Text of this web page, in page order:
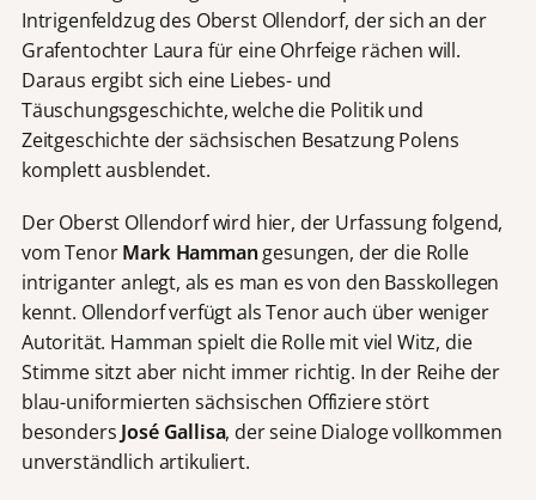
Intrigenfeldzug des Oberst Ollendorf, der sich an der
Grafentochter Laura für eine Ohrfeige rächen will.
Daraus ergibt sich eine Liebes- und
Täuschungsgeschichte, welche die Politik und
Zeitgeschichte der sächsischen Besatzung Polens
komplett ausblendet.
Der Oberst Ollendorf wird hier, der Urfassung folgend,
vom TenorMark Hammangesungen, der die Rolle
intriganter anlegt, als es man es von den Basskollegen
kennt. Ollendorf verfügt als Tenor auch über weniger
Autorität. Hamman spielt die Rolle mit viel Witz, die
Stimme sitzt aber nicht immer richtig. In der Reihe der
blau-uniformierten sächsischen Offiziere stört
besonders José Gallisa, der seine Dialoge vollkommen
unverständlich artikuliert.